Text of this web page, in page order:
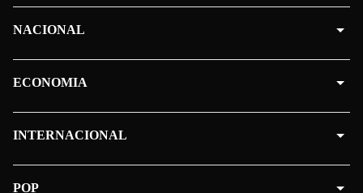
NACIONAL
ECONOMIA
INTERNACIONAL
POP